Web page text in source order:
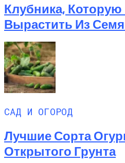
Клубника,
Вырастить Из
САД И ОГОРОД
Лучшие Сорта
Открытого Грунта